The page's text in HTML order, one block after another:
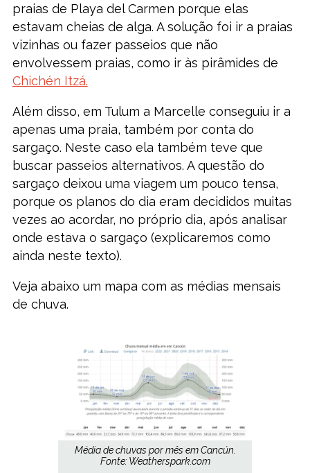
praias de Playa del Carmen porque elas
estavam cheias de alga. A solução foi ir a praias
vizinhas ou fazer passeios que não
envolvessem praias, como ir às pirâmides de
Chichén Itzá.
Além disso, em Tulum a Marcelle conseguiu ir a
apenas uma praia, também por conta do
sargaço. Neste caso ela também teve que
buscar passeios alternativos. A questão do
sargaço deixou uma viagem um pouco tensa,
porque os planos do dia eram decididos muitas
vezes ao acordar, no próprio dia, após analisar
onde estava o sargaço (explicaremos como
ainda neste texto).
Veja abaixo um mapa com as médias mensais
de chuva.
Média de chuvas por mês em Cancún.
Fonte: Weatherspark.com